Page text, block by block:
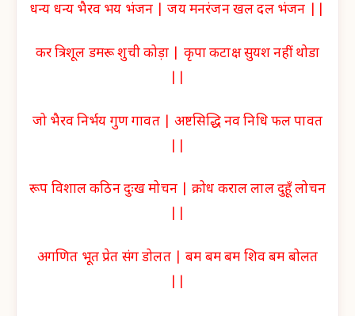
धन्य धन्य भैरव भय भंजन | जय मनरंजन खल दल भंजन ||
कर त्रिशूल डमरू शुची कोड़ा | कृपा कटाक्ष सुयश नहीं थोडा
जो भैरव निर्भय गुण गावत | अष्टसिद्धि नव निधि फल पावत
रूप विशाल कठिन दुःख मोचन | क्रोध कराल लाल दुहूँ लोचन
अगणित भूत प्रेत संग डोलत | बम बम बम शिव बम बोलत